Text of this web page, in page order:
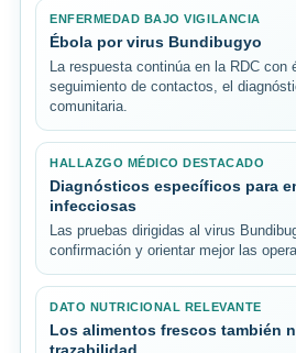
ENFERMEDAD BAJO VIGILANCIA
Ébola por virus Bundibugyo
La respuesta continúa en la RDC con
seguimiento de contactos, el
comunitaria.
HALLAZGO MÉDICO DESTACADO
Diagnósticos específicos para
infecciosas
Las pruebas dirigidas al virus
confirmación y orientar mejor las
DATO NUTRICIONAL RELEVANTE
Los alimentos frescos también